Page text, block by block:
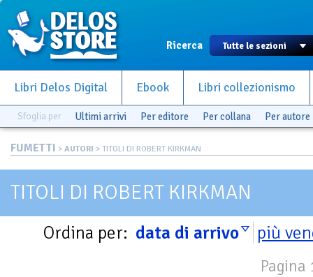
Ricerca
Libri Delos Digital Ebook Libri collezionismo
Sfoglia per Ultimi arrivi Per editore Per collana Per autore
FUMETTI > AUTORI > TITOLI DI ROBERT KIRKMAN
TITOLI DI ROBERT KIRKMAN
Ordina per: data di arrivo più
Pagina